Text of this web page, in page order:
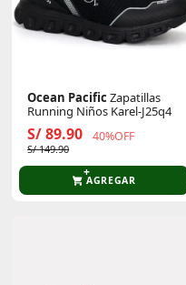
Ocean PacificZapatillas
Running Niños Karel-J25q4
S/ 89.90 40%OFF
S/ 149.90
AGREGAR